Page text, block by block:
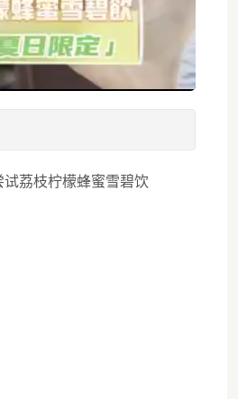
荔枝柠檬蜂蜜雪碧饮